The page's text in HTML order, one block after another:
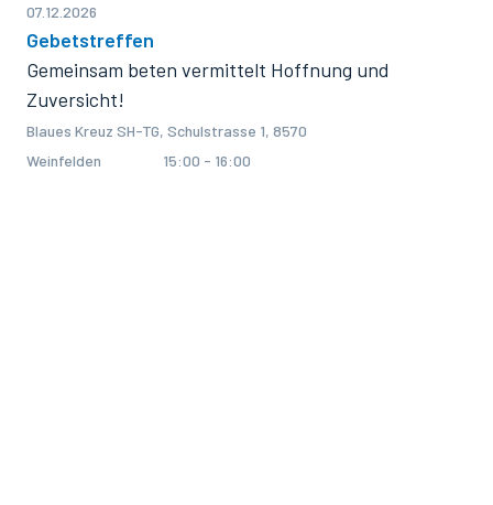
07.12.2026
Gebetstreffen
Gemeinsam beten vermittelt Hoffnung und
Zuversicht!
Blaues Kreuz SH-TG, Schulstrasse 1, 8570
Weinfelden
15:00 - 16:00